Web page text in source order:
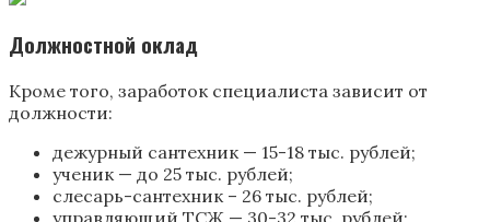
Должностной оклад
Кроме того, заработок специалиста зависит от
должности:
дежурный сантехник — 15-18 тыс. рублей;
ученик — до 25 тыс. рублей;
слесарь-сантехник – 26 тыс. рублей;